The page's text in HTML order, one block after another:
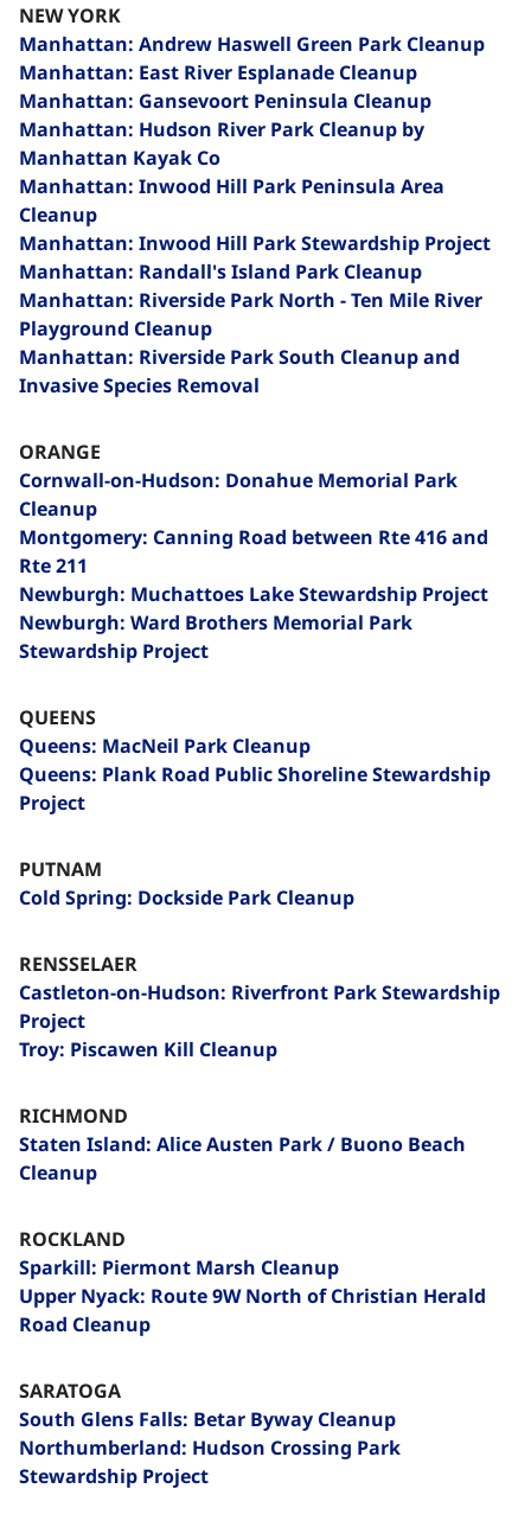
NEW YORK
Manhattan: Andrew Haswell Green Park Cleanup
Manhattan: East River Esplanade Cleanup
Manhattan: Gansevoort Peninsula Cleanup
Manhattan: Hudson River Park Cleanup by
Manhattan Kayak Co
Manhattan: Inwood Hill Park Peninsula Area
Cleanup
Manhattan: Inwood Hill Park Stewardship Project
Manhattan: Randall's Island Park Cleanup
Manhattan: Riverside Park North - Ten Mile River
Playground Cleanup
Manhattan: Riverside Park South Cleanup and
Invasive Species Removal
ORANGE
Cornwall-on-Hudson: Donahue Memorial Park
Cleanup
Montgomery: Canning Road between Rte 416 and
Rte 211
Newburgh: Muchattoes Lake Stewardship Project
Newburgh: Ward Brothers Memorial Park
Stewardship Project
QUEENS
Queens: MacNeil Park Cleanup
Queens: Plank Road Public Shoreline Stewardship
Project
PUTNAM
Cold Spring: Dockside Park Cleanup​​​​‌ ‍ ​‍​‍‌‍ ‌ ​‍‌‍‍‌‌‍‌ ‌‍‍‌‌‍ ‍​‍​‍​ ‍‍​‍​‍‌ ​ ‌‍​‌‌‍ ‍‌‍‍‌‌ ‌​‌ ‍‌​‍ ‍‌‍‍‌‌‍ ​‍​‍​‍ ​​‍​‍‌‍‍​‌ ​‍‌‍‌‌‌‍‌‍​‍​‍​ ‍‍​‍​‍‌‍‍​‌ ‌​‌ ‌​‌ ​​‌ ​ ​ ‍‍​‍ ​‍ ‌‍​ ‌‍ ‌‌ ​ ​‍ ‍‌‍ ‌‌‍​‌‌‍‍‌‌‍ ‍​‍ ‍​ ​‍​ ​​​ ​‍​ ‌​‌ ​‍‌‍‌‌‌‍‌​‌‍‌‌‌ ​ ‌‍‍‌‌‍‌ ‌‍ ‍​‍ ‍‌ ​‍‌‍‍‌‌ ‌‍‌‍‌‌‌ ​‍‌‍‍ ‌‍‌‌‌‍‌‌‌ ​​‌‍‌‌‌ ​‍​‍ ‍‌‍ ‌ ​‍‌‍‌ ​‍ ‌‍‍‌‌‍ ‍‌ ‌​‌‍‌‌‌‍ ‍‌ ‌​​‍ ‌‍‌‌‌‍‌​‌‍‍‌‌ ‌​​‍ ‌‍ ‌‌‍ ‌‍‌​‌‍‌‌​ ‌‌ ​​‌ ​‍‌‍‌‌‌ ​ ‌‍‌‌‌‍ ‍‌ ‌​‌‍​‌‌ ‌​‌‍‍‌‌‍ ‌‍ ‍​ ‍ ‌‍‍‌‌‍‌​​ ‌‌‍‌‍​ ‌ ​ ​‍​ ‌‍​ ​​​ ‍‌‌‍‌​​ ​‌​‍ ‌​ ‌​​ ‌‌​ ‌​​ ‍‌​‍ ‌​ ‌​​ ‍​​ ‌ ​ ​​​‍ ‌‌‍​‌​ ‌​‌‍‌‍​ ‍‌​‍ ‌​ ​ ​ ‌‌​ ​ ‌‍‌​​ ‌‌‌‍‌‌‌‍​‍​ ​‌​ ‌‌‌‍​ ‌‍‌​​ ‌‍​ ‍ ‌ ‌​‌ ‍‌‌ ​​‌‍‌‌​ ‌‌‍‌‌‌ ‌‍‌‍‌‌‌‍ ‍‌ ‌​​ ‍ ‌ ​​‌‍​‌‌ ‌​‌‍‍​​ ‌‌‍​ ‌‍ ‌‍ ‍‌ ‌​‌‍‌‌‌‍ ‍‌ ‌​​‍‌‌​ ‌‌‌​​‍‌‌ ‌‍‍ ‌‍‌‌‌ ‍‌​‍‌‌​ ​ ‌​‌​​‍‌‌​ ​ ‌​‌​​‍‌‌​ ​‍​ ​‍‌‍‌‍‌‍​‍​ ‌‌‌‍​ ​ ‌ ‌‍​ ​ ‌ ​ ‌‌‌‍​‍​ ​‌‌‍​‌‌‍​‌​‍‌‌​ ​‍​ ​‍​‍‌‌​ ‌‌‌​‌​​‍ ‍‌‍​ ‌‍‍​‌‍‍‌‌‍ ​‌‍‌​‌ ​‍‌‍‌‌‌‍ ‍​‍‌‌​ ‌‌‌​​‍‌‌ ‌‍‍ ‌‍‌‌‌ ‍‌​‍‌‌​ ​ ‌​‌​​‍‌‌​ ​ ‌​‌​​‍‌‌​ ​‍​ ​‍‌‍‌‌​ ‌ ‌‍‌​‌‍‌‍‌‍‌‌‌‍​‍​ ‌ ‌‍‌‍​ ‌‍‌‍‌‌‌‍​ ​ ‌‍​‍‌‌​ ​‍​ ​‍​‍‌‌​ ‌‌‌​‌​​‍ ‍‌ ‌​‌‍‌‌‌ ‍​‌ ‌​​ ‌‍​‍‌‍​‌‌ ​ ‌‍‌‌‌‌‌‌‌ ​‍‌‍ ​​ ‌‌‍‍​‌ ‌​‌ ‌​‌ ​​‌ ​ ​‍‌‌​ ​ ‌​​‌​‍‌‌​ ​‍‌​‌‍​‍‌‌​ ​‍‌​‌‍‌‍​ ‌‍ ‌‌ ​ ​‍ ‍‌‍ ‌‌‍​‌‌‍‍‌‌‍ ‍​‍ ‍​ ​‍​ ​​​ ​‍​ ‌​‌ ​‍‌‍‌‌‌‍‌​‌‍‌‌‌ ​ ‌‍‍‌‌‍‌ ‌‍ ‍​‍ ‍‌ ​‍‌‍‍‌‌ ‌‍‌‍‌‌‌ ​‍‌‍‍ ‌‍‌‌‌‍‌‌‌ ​​‌‍‌‌‌ ​‍​‍ ‍‌‍ ‌ ​‍‌‍‌ ​‍‌‍‌‍‍‌‌‍‌​​ ‌‌‍‌‍​ ‌ ​ ​‍​ ‌‍​ ​​​ ‍‌‌‍‌​​ ​‌​‍ ‌​ ‌​​ ‌‌​ ‌​​ ‍‌​‍ ‌​ ‌​​ ‍​​ ‌ ​ ​​​‍ ‌‌‍​‌​ ‌​‌‍‌‍​ ‍‌​‍ ‌​ ​ ​ ‌‌​ ​ ‌‍‌​​ ‌‌‌‍‌‌‌‍​‍​ ​‌​ ‌‌‌‍​ ‌‍‌​​ ‌‍​‍‌‍‌ ‌​‌ ‍‌‌ ​​‌‍‌‌​ ‌‌‍‌‌‌ ‌‍‌‍‌‌‌‍ ‍‌ ‌​​‍‌‍‌ ​​‌‍​‌‌ ‌​‌‍‍​​ ‌‌‍​ ‌‍ ‌‍ ‍‌ ‌​‌‍‌‌‌‍ ‍‌ ‌​​‍‌‌​ ‌‌‌​​‍‌‌ ‌‍‍ ‌‍‌‌‌ ‍‌​‍‌‌​ ​ ‌​‌​​‍‌‌​ ​ ‌​‌​​‍‌‌​ ​‍​ ​‍‌‍‌‍‌‍​‍​ ‌‌‌‍​ ​ ‌ ‌‍​ ​ ‌ ​ ‌‌‌‍​‍​ ​‌‌‍​‌‌‍​‌​‍‌‌​ ​‍​ ​‍​‍‌‌​ ‌‌‌​‌​​‍ ‍‌‍​ ‌‍‍​‌‍‍‌‌‍ ​‌‍‌​‌ ​‍‌‍‌‌‌‍ ‍​‍‌‌​ ‌‌‌​​‍‌‌ ‌‍‍ ‌‍‌‌‌ ‍‌​‍‌‌​ ​ ‌​‌​​‍‌‌​ ​ ‌​‌​​‍‌‌​ ​‍​ ​‍‌‍‌‌​ ‌ ‌‍‌​‌‍‌‍‌‍‌‌‌‍​‍​ ‌ ‌‍‌‍​ ‌‍‌‍‌‌‌‍​ ​ ‌‍​‍‌‌​ ​‍​ ​‍​‍‌‌​ ‌‌‌​‌​​‍ ‍‌ ‌​‌‍‌‌‌ ‍​‌ ‌​​‍‌‍‌ ​​‌‍‌‌‌ ​‍‌ ​ ‌ ​​‌‍‌‌‌‍​ ‌ ‌​‌‍‍‌‌ ‌‍‌‍‌‌​ ‌‌ ​​‌ ‌‌‌‍​‍‌‍ ​‌‍‍‌‌ ​ ‌‍‍​‌‍‌‌‌‍‌​​‍​‍‌ ‌
RENSSELAER
Castleton-on-Hudson: Riverfront Park Stewardship
Project
Troy: Piscawen Kill Cleanup
RICHMOND
Staten Island: Alice Austen Park / Buono Beach
Cleanup​​​​‌ ‍ ​‍​‍‌‍ ‌ ​‍‌‍‍‌‌‍‌ ‌‍‍‌‌‍ ‍​‍​‍​ ‍‍​‍​‍‌ ​ ‌‍​‌‌‍ ‍‌‍‍‌‌ ‌​‌ ‍‌​‍ ‍‌‍‍‌‌‍ ​‍​‍​‍ ​​‍​‍‌‍‍​‌ ​‍‌‍‌‌‌‍‌‍​‍​‍​ ‍‍​‍​‍‌‍‍​‌ ‌​‌ ‌​‌ ​​‌ ​ ​ ‍‍​‍ ​‍ ‌‍​ ‌‍ ‌‌ ​ ​‍ ‍‌‍ ‌‌‍​‌‌‍‍‌‌‍ ‍​‍ ‍​ ​‍​ ​​​ ​‍​ ‌​‌ ​‍‌‍‌‌‌‍‌​‌‍‌‌‌ ​ ‌‍‍‌‌‍‌ ‌‍ ‍​‍ ‍‌ ​‍‌‍‍‌‌ ‌‍‌‍‌‌‌ ​‍‌‍‍ ‌‍‌‌‌‍‌‌‌ ​​‌‍‌‌‌ ​‍​‍ ‍‌‍ ‌ ​‍‌‍‌ ​‍ ‌‍‍‌‌‍ ‍‌ ‌​‌‍‌‌‌‍ ‍‌ ‌​​‍ ‌‍‌‌‌‍‌​‌‍‍‌‌ ‌​​‍ ‌‍ ‌‌‍ ‌‍‌​‌‍‌‌​ ‌‌ ​​‌ ​‍‌‍‌‌‌ ​ ‌‍‌‌‌‍ ‍‌ ‌​‌‍​‌‌ ‌​‌‍‍‌‌‍ ‌‍ ‍​ ‍ ‌‍‍‌‌‍‌​​ ‌‌‍‌‍​ ‌ ​ ​‍​ ‌‍​ ​​​ ‍‌‌‍‌​​ ​‌​‍ ‌​ ‌​​ ‌‌​ ‌​​ ‍‌​‍ ‌​ ‌​​ ‍​​ ‌ ​ ​​​‍ ‌‌‍​‌​ ‌​‌‍‌‍​ ‍‌​‍ ‌​ ​ ​ ‌‌​ ​ ‌‍‌​​ ‌‌‌‍‌‌‌‍​‍​ ​‌​ ‌‌‌‍​ ‌‍‌​​ ‌‍​ ‍ ‌ ‌​‌ ‍‌‌ ​​‌‍‌‌​ ‌‌‍‌‌‌ ‌‍‌‍‌‌‌‍ ‍‌ ‌​​ ‍ ‌ ​​‌‍​‌‌ ‌​‌‍‍​​ ‌‌‍​ ‌‍ ‌‍ ‍‌ ‌​‌‍‌‌‌‍ ‍‌ ‌​​‍‌‌​ ‌‌‌​​‍‌‌ ‌‍‍ ‌‍‌‌‌ ‍‌​‍‌‌​ ​ ‌​‌​​‍‌‌​ ​ ‌​‌​​‍‌‌​ ​‍​ ​‍​ ‌ ​ ​‍‌‍​‌​ ‌‌‌‍‌‌​ ‍​​ ‌​‌‍​‌​ ​‌​ ‌​‌‍​‌‌‍‌‌​‍‌‌​ ​‍​ ​‍​‍‌‌​ ‌‌‌​‌​​‍ ‍‌‍​ ‌‍‍​‌‍‍‌‌‍ ​‌‍‌​‌ ​‍‌‍‌‌‌‍ ‍​‍‌‌​ ‌‌‌​​‍‌‌ ‌‍‍ ‌‍‌‌‌ ‍‌​‍‌‌​ ​ ‌​‌​​‍‌‌​ ​ ‌​‌​​‍‌‌​ ​‍​ ​‍‌‍‌​​ ‌​​ ‌‍​ ​ ​ ‍​‌‍​‍​ ‌‍‌‍​‌​ ​ ‌‍‌‌​ ‍​​ ‍​​‍‌‌​ ​‍​ ​‍​‍‌‌​ ‌‌‌​‌​​‍ ‍‌ ‌​‌‍‌‌‌ ‍​‌ ‌​​ ‌‍​‍‌‍​‌‌ ​ ‌‍‌‌‌‌‌‌‌ ​‍‌‍ ​​ ‌‌‍‍​‌ ‌​‌ ‌​‌ ​​‌ ​ ​‍‌‌​ ​ ‌​​‌​‍‌‌​ ​‍‌​‌‍​‍‌‌​ ​‍‌​‌‍‌‍​ ‌‍ ‌‌ ​ ​‍ ‍‌‍ ‌‌‍​‌‌‍‍‌‌‍ ‍​‍ ‍​ ​‍​ ​​​ ​‍​ ‌​‌ ​‍‌‍‌‌‌‍‌​‌‍‌‌‌ ​ ‌‍‍‌‌‍‌ ‌‍ ‍​‍ ‍‌ ​‍‌‍‍‌‌ ‌‍‌‍‌‌‌ ​‍‌‍‍ ‌‍‌‌‌‍‌‌‌ ​​‌‍‌‌‌ ​‍​‍ ‍‌‍ ‌ ​‍‌‍‌ ​‍‌‍‌‍‍‌‌‍‌​​ ‌‌‍‌‍​ ‌ ​ ​‍​ ‌‍​ ​​​ ‍‌‌‍‌​​ ​‌​‍ ‌​ ‌​​ ‌‌​ ‌​​ ‍‌​‍ ‌​ ‌​​ ‍​​ ‌ ​ ​​​‍ ‌‌‍​‌​ ‌​‌‍‌‍​ ‍‌​‍ ‌​ ​ ​ ‌‌​ ​ ‌‍‌​​ ‌‌‌‍‌‌‌‍​‍​ ​‌​ ‌‌‌‍​ ‌‍‌​​ ‌‍​‍‌‍‌ ‌​‌ ‍‌‌ ​​‌‍‌‌​ ‌‌‍‌‌‌ ‌‍‌‍‌‌‌‍ ‍‌ ‌​​‍‌‍‌ ​​‌‍​‌‌ ‌​‌‍‍​​ ‌‌‍​ ‌‍ ‌‍ ‍‌ ‌​‌‍‌‌‌‍ ‍‌ ‌​​‍‌‌​ ‌‌‌​​‍‌‌ ‌‍‍ ‌‍‌‌‌ ‍‌​‍‌‌​ ​ ‌​‌​​‍‌‌​ ​ ‌​‌​​‍‌‌​ ​‍​ ​‍​ ‌ ​ ​‍‌‍​‌​ ‌‌‌‍‌‌​ ‍​​ ‌​‌‍​‌​ ​‌​ ‌​‌‍​‌‌‍‌‌​‍‌‌​ ​‍​ ​‍​‍‌‌​ ‌‌‌​‌​​‍ ‍‌‍​ ‌‍‍​‌‍‍‌‌‍ ​‌‍‌​‌ ​‍‌‍‌‌‌‍ ‍​‍‌‌​ ‌‌‌​​‍‌‌ ‌‍‍ ‌‍‌‌‌ ‍‌​‍‌‌​ ​ ‌​‌​​‍‌‌​ ​ ‌​‌​​‍‌‌​ ​‍​ ​‍‌‍‌​​ ‌​​ ‌‍​ ​ ​ ‍​‌‍​‍​ ‌‍‌‍​‌​ ​ ‌‍‌‌​ ‍​​ ‍​​‍‌‌​ ​‍​ ​‍​‍‌‌​ ‌‌‌​‌​​‍ ‍‌ ‌​‌‍‌‌‌ ‍​‌ ‌​​‍‌‍‌ ​​‌‍‌‌‌ ​‍‌ ​ ‌ ​​‌‍‌‌‌‍​ ‌ ‌​‌‍‍‌‌ ‌‍‌‍‌‌​ ‌‌ ​​‌ ‌‌‌‍​‍‌‍ ​‌‍‍‌‌ ​ ‌‍‍​‌‍‌‌‌‍‌​​‍​‍‌ ‌
ROCKLAND
Sparkill: Piermont Marsh Cleanup
Upper Nyack: Route 9W North of Christian Herald
Road Cleanup​​​​‌ ‍ ​‍​‍‌‍ ‌ ​‍‌‍‍‌‌‍‌ ‌‍‍‌‌‍ ‍​‍​‍​ ‍‍​‍​‍‌ ​ ‌‍​‌‌‍ ‍‌‍‍‌‌ ‌​‌ ‍‌​‍ ‍‌‍‍‌‌‍ ​‍​‍​‍ ​​‍​‍‌‍‍​‌ ​‍‌‍‌‌‌‍‌‍​‍​‍​ ‍‍​‍​‍‌‍‍​‌ ‌​‌ ‌​‌ ​​‌ ​ ​ ‍‍​‍ ​‍ ‌‍​ ‌‍ ‌‌ ​ ​‍ ‍‌‍ ‌‌‍​‌‌‍‍‌‌‍ ‍​‍ ‍​ ​‍​ ​​​ ​‍​ ‌​‌ ​‍‌‍‌‌‌‍‌​‌‍‌‌‌ ​ ‌‍‍‌‌‍‌ ‌‍ ‍​‍ ‍‌ ​‍‌‍‍‌‌ ‌‍‌‍‌‌‌ ​‍‌‍‍ ‌‍‌‌‌‍‌‌‌ ​​‌‍‌‌‌ ​‍​‍ ‍‌‍ ‌ ​‍‌‍‌ ​‍ ‌‍‍‌‌‍ ‍‌ ‌​‌‍‌‌‌‍ ‍‌ ‌​​‍ ‌‍‌‌‌‍‌​‌‍‍‌‌ ‌​​‍ ‌‍ ‌‌‍ ‌‍‌​‌‍‌‌​ ‌‌ ​​‌ ​‍‌‍‌‌‌ ​ ‌‍‌‌‌‍ ‍‌ ‌​‌‍​‌‌ ‌​‌‍‍‌‌‍ ‌‍ ‍​ ‍ ‌‍‍‌‌‍‌​​ ‌‌‍‌‍​ ‌ ​ ​‍​ ‌‍​ ​​​ ‍‌‌‍‌​​ ​‌​‍ ‌​ ‌​​ ‌‌​ ‌​​ ‍‌​‍ ‌​ ‌​​ ‍​​ ‌ ​ ​​​‍ ‌‌‍​‌​ ‌​‌‍‌‍​ ‍‌​‍ ‌​ ​ ​ ‌‌​ ​ ‌‍‌​​ ‌‌‌‍‌‌‌‍​‍​ ​‌​ ‌‌‌‍​ ‌‍‌​​ ‌‍​ ‍ ‌ ‌​‌ ‍‌‌ ​​‌‍‌‌​ ‌‌‍‌‌‌ ‌‍‌‍‌‌‌‍ ‍‌ ‌​​ ‍ ‌ ​​‌‍​‌‌ ‌​‌‍‍​​ ‌‌‍​ ‌‍ ‌‍ ‍‌ ‌​‌‍‌‌‌‍ ‍‌ ‌​​‍‌‌​ ‌‌‌​​‍‌‌ ‌‍‍ ‌‍‌‌‌ ‍‌​‍‌‌​ ​ ‌​‌​​‍‌‌​ ​ ‌​‌​​‍‌‌​ ​‍​ ​‍‌‍‌‍​ ​‍​ ‌ ‌‍‌‌‌‍​‌​ ​‍​ ‌‌​ ‍​‌‍‌‍​ ‌‍​ ​ ‌‍‌‍​‍‌‌​ ​‍​ ​‍​‍‌‌​ ‌‌‌​‌​​‍ ‍‌‍​ ‌‍‍​‌‍‍‌‌‍ ​‌‍‌​‌ ​‍‌‍‌‌‌‍ ‍​‍‌‌​ ‌‌‌​​‍‌‌ ‌‍‍ ‌‍‌‌‌ ‍‌​‍‌‌​ ​ ‌​‌​​‍‌‌​ ​ ‌​‌​​‍‌‌​ ​‍​ ​‍​ ‌‍‌‍​‍​ ​​​ ‌‌​ ‌​‌‍​ ‌‍‌​​ ‍​​ ​​​ ‌ ‌‍‌‍​ ​‍​‍‌‌​ ​‍​ ​‍​‍‌‌​ ‌‌‌​‌​​‍ ‍‌ ‌​‌‍‌‌‌ ‍​‌ ‌​​ ‌‍​‍‌‍​‌‌ ​ ‌‍‌‌‌‌‌‌‌ ​‍‌‍ ​​ ‌‌‍‍​‌ ‌​‌ ‌​‌ ​​‌ ​ ​‍‌‌​ ​ ‌​​‌​‍‌‌​ ​‍‌​‌‍​‍‌‌​ ​‍‌​‌‍‌‍​ ‌‍ ‌‌ ​ ​‍ ‍‌‍ ‌‌‍​‌‌‍‍‌‌‍ ‍​‍ ‍​ ​‍​ ​​​ ​‍​ ‌​‌ ​‍‌‍‌‌‌‍‌​‌‍‌‌‌ ​ ‌‍‍‌‌‍‌ ‌‍ ‍​‍ ‍‌ ​‍‌‍‍‌‌ ‌‍‌‍‌‌‌ ​‍‌‍‍ ‌‍‌‌‌‍‌‌‌ ​​‌‍‌‌‌ ​‍​‍ ‍‌‍ ‌ ​‍‌‍‌ ​‍‌‍‌‍‍‌‌‍‌​​ ‌‌‍‌‍​ ‌ ​ ​‍​ ‌‍​ ​​​ ‍‌‌‍‌​​ ​‌​‍ ‌​ ‌​​ ‌‌​ ‌​​ ‍‌​‍ ‌​ ‌​​ ‍​​ ‌ ​ ​​​‍ ‌‌‍​‌​ ‌​‌‍‌‍​ ‍‌​‍ ‌​ ​ ​ ‌‌​ ​ ‌‍‌​​ ‌‌‌‍‌‌‌‍​‍​ ​‌​ ‌‌‌‍​ ‌‍‌​​ ‌‍​‍‌‍‌ ‌​‌ ‍‌‌ ​​‌‍‌‌​ ‌‌‍‌‌‌ ‌‍‌‍‌‌‌‍ ‍‌ ‌​​‍‌‍‌ ​​‌‍​‌‌ ‌​‌‍‍​​ ‌‌‍​ ‌‍ ‌‍ ‍‌ ‌​‌‍‌‌‌‍ ‍‌ ‌​​‍‌‌​ ‌‌‌​​‍‌‌ ‌‍‍ ‌‍‌‌‌ ‍‌​‍‌‌​ ​ ‌​‌​​‍‌‌​ ​ ‌​‌​​‍‌‌​ ​‍​ ​‍‌‍‌‍​ ​‍​ ‌ ‌‍‌‌‌‍​‌​ ​‍​ ‌‌​ ‍​‌‍‌‍​ ‌‍​ ​ ‌‍‌‍​‍‌‌​ ​‍​ ​‍​‍‌‌​ ‌‌‌​‌​​‍ ‍‌‍​ ‌‍‍​‌‍‍‌‌‍ ​‌‍‌​‌ ​‍‌‍‌‌‌‍ ‍​‍‌‌​ ‌‌‌​​‍‌‌ ‌‍‍ ‌‍‌‌‌ ‍‌​‍‌‌​ ​ ‌​‌​​‍‌‌​ ​ ‌​‌​​‍‌‌​ ​‍​ ​‍​ ‌‍‌‍​‍​ ​​​ ‌‌​ ‌​‌‍​ ‌‍‌​​ ‍​​ ​​​ ‌ ‌‍‌‍​ ​‍​‍‌‌​ ​‍​ ​‍​‍‌‌​ ‌‌‌​‌​​‍ ‍‌ ‌​‌‍‌‌‌ ‍​‌ ‌​​‍‌‍‌ ​​‌‍‌‌‌ ​‍‌ ​ ‌ ​​‌‍‌‌‌‍​ ‌ ‌​‌‍‍‌‌ ‌‍‌‍‌‌​ ‌‌ ​​‌ ‌‌‌‍​‍‌‍ ​‌‍‍‌‌ ​ ‌‍‍​‌‍‌‌‌‍‌​​‍​‍‌ ‌
SARATOGA
South Glens Falls: Betar Byway Cleanup​​​​‌ ‍ ​‍​‍‌‍ ‌ ​‍‌‍‍‌‌‍‌ ‌‍‍‌‌‍ ‍​‍​‍​ ‍‍​‍​‍‌ ​ ‌‍​‌‌‍ ‍‌‍‍‌‌ ‌​‌ ‍‌​‍ ‍‌‍‍‌‌‍ ​‍​‍​‍ ​​‍​‍‌‍‍​‌ ​‍‌‍‌‌‌‍‌‍​‍​‍​ ‍‍​‍​‍‌‍‍​‌ ‌​‌ ‌​‌ ​​‌ ​ ​ ‍‍​‍ ​‍ ‌‍​ ‌‍ ‌‌ ​ ​‍ ‍‌‍ ‌‌‍​‌‌‍‍‌‌‍ ‍​‍ ‍​ ​‍​ ​​​ ​‍​ ‌​‌ ​‍‌‍‌‌‌‍‌​‌‍‌‌‌ ​ ‌‍‍‌‌‍‌ ‌‍ ‍​‍ ‍‌ ​‍‌‍‍‌‌ ‌‍‌‍‌‌‌ ​‍‌‍‍ ‌‍‌‌‌‍‌‌‌ ​​‌‍‌‌‌ ​‍​‍ ‍‌‍ ‌ ​‍‌‍‌ ​‍ ‌‍‍‌‌‍ ‍‌ ‌​‌‍‌‌‌‍ ‍‌ ‌​​‍ ‌‍‌‌‌‍‌​‌‍‍‌‌ ‌​​‍ ‌‍ ‌‌‍ ‌‍‌​‌‍‌‌​ ‌‌ ​​‌ ​‍‌‍‌‌‌ ​ ‌‍‌‌‌‍ ‍‌ ‌​‌‍​‌‌ ‌​‌‍‍‌‌‍ ‌‍ ‍​ ‍ ‌‍‍‌‌‍‌​​ ‌‌‍‌‍​ ‌ ​ ​‍​ ‌‍​ ​​​ ‍‌‌‍‌​​ ​‌​‍ ‌​ ‌​​ ‌‌​ ‌​​ ‍‌​‍ ‌​ ‌​​ ‍​​ ‌ ​ ​​​‍ ‌‌‍​‌​ ‌​‌‍‌‍​ ‍‌​‍ ‌​ ​ ​ ‌‌​ ​ ‌‍‌​​ ‌‌‌‍‌‌‌‍​‍​ ​‌​ ‌‌‌‍​ ‌‍‌​​ ‌‍​ ‍ ‌ ‌​‌ ‍‌‌ ​​‌‍‌‌​ ‌‌‍‌‌‌ ‌‍‌‍‌‌‌‍ ‍‌ ‌​​ ‍ ‌ ​​‌‍​‌‌ ‌​‌‍‍​​ ‌‌‍​ ‌‍ ‌‍ ‍‌ ‌​‌‍‌‌‌‍ ‍‌ ‌​​‍‌‌​ ‌‌‌​​‍‌‌ ‌‍‍ ‌‍‌‌‌ ‍‌​‍‌‌​ ​ ‌​‌​​‍‌‌​ ​ ‌​‌​​‍‌‌​ ​‍​ ​‍​ ‌​‌‍​ ‌‍‌‌​ ‍‌​ ​‍‌‍‌​​ ‌‍‌‍​‌‌‍‌‌‌‍​ ​ ​ ‌‍​‍​‍‌‌​ ​‍​ ​‍​‍‌‌​ ‌‌‌​‌​​‍ ‍‌‍​ ‌‍‍​‌‍‍‌‌‍ ​‌‍‌​‌ ​‍‌‍‌‌‌‍ ‍​‍‌‌​ ‌‌‌​​‍‌‌ ‌‍‍ ‌‍‌‌‌ ‍‌​‍‌‌​ ​ ‌​‌​​‍‌‌​ ​ ‌​‌​​‍‌‌​ ​‍​ ​‍​ ‌​‌‍‌​‌‍‌‌​ ‌ ​ ‌‍​ ​ ​ ‌‌‌‍​ ​ ​ ​ ‌‍‌‍‌‍​ ‌ ​‍‌‌​ ​‍​ ​‍​‍‌‌​ ‌‌‌​‌​​‍ ‍‌ ‌​‌‍‌‌‌ ‍​‌ ‌​​ ‌‍​‍‌‍​‌‌ ​ ‌‍‌‌‌‌‌‌‌ ​‍‌‍ ​​ ‌‌‍‍​‌ ‌​‌ ‌​‌ ​​‌ ​ ​‍‌‌​ ​ ‌​​‌​‍‌‌​ ​‍‌​‌‍​‍‌‌​ ​‍‌​‌‍‌‍​ ‌‍ ‌‌ ​ ​‍ ‍‌‍ ‌‌‍​‌‌‍‍‌‌‍ ‍​‍ ‍​ ​‍​ ​​​ ​‍​ ‌​‌ ​‍‌‍‌‌‌‍‌​‌‍‌‌‌ ​ ‌‍‍‌‌‍‌ ‌‍ ‍​‍ ‍‌ ​‍‌‍‍‌‌ ‌‍‌‍‌‌‌ ​‍‌‍‍ ‌‍‌‌‌‍‌‌‌ ​​‌‍‌‌‌ ​‍​‍ ‍‌‍ ‌ ​‍‌‍‌ ​‍‌‍‌‍‍‌‌‍‌​​ ‌‌‍‌‍​ ‌ ​ ​‍​ ‌‍​ ​​​ ‍‌‌‍‌​​ ​‌​‍ ‌​ ‌​​ ‌‌​ ‌​​ ‍‌​‍ ‌​ ‌​​ ‍​​ ‌ ​ ​​​‍ ‌‌‍​‌​ ‌​‌‍‌‍​ ‍‌​‍ ‌​ ​ ​ ‌‌​ ​ ‌‍‌​​ ‌‌‌‍‌‌‌‍​‍​ ​‌​ ‌‌‌‍​ ‌‍‌​​ ‌‍​‍‌‍‌ ‌​‌ ‍‌‌ ​​‌‍‌‌​ ‌‌‍‌‌‌ ‌‍‌‍‌‌‌‍ ‍‌ ‌​​‍‌‍‌ ​​‌‍​‌‌ ‌​‌‍‍​​ ‌‌‍​ ‌‍ ‌‍ ‍‌ ‌​‌‍‌‌‌‍ ‍‌ ‌​​‍‌‌​ ‌‌‌​​‍‌‌ ‌‍‍ ‌‍‌‌‌ ‍‌​‍‌‌​ ​ ‌​‌​​‍‌‌​ ​ ‌​‌​​‍‌‌​ ​‍​ ​‍​ ‌​‌‍​ ‌‍‌‌​ ‍‌​ ​‍‌‍‌​​ ‌‍‌‍​‌‌‍‌‌‌‍​ ​ ​ ‌‍​‍​‍‌‌​ ​‍​ ​‍​‍‌‌​ ‌‌‌​‌​​‍ ‍‌‍​ ‌‍‍​‌‍‍‌‌‍ ​‌‍‌​‌ ​‍‌‍‌‌‌‍ ‍​‍‌‌​ ‌‌‌​​‍‌‌ ‌‍‍ ‌‍‌‌‌ ‍‌​‍‌‌​ ​ ‌​‌​​‍‌‌​ ​ ‌​‌​​‍‌‌​ ​‍​ ​‍​ ‌​‌‍‌​‌‍‌‌​ ‌ ​ ‌‍​ ​ ​ ‌‌‌‍​ ​ ​ ​ ‌‍‌‍‌‍​ ‌ ​‍‌‌​ ​‍​ ​‍​‍‌‌​ ‌‌‌​‌​​‍ ‍‌ ‌​‌‍‌‌‌ ‍​‌ ‌​​‍‌‍‌ ​​‌‍‌‌‌ ​‍‌ ​ ‌ ​​‌‍‌‌‌‍​ ‌ ‌​‌‍‍‌‌ ‌‍‌‍‌‌​ ‌‌ ​​‌ ‌‌‌‍​‍‌‍ ​‌‍‍‌‌ ​ ‌‍‍​‌‍‌‌‌‍‌​​‍​‍‌ ‌
Northumberland: Hudson Crossing Park
Stewardship Project